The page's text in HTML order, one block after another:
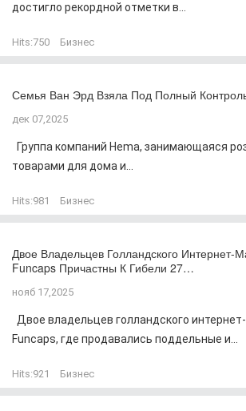
достигло рекордной отметки в...
Hits:750 Бизнес
Семья Ван Эрд Взяла Под Полный
дек 07,2025
Группа компаний Hema, занимающаяся
товарами для дома и...
Hits:981 Бизнес
Двое Владельцев Голландского Интернет-
Funcaps Причастны К Гибели 27…
нояб 17,2025
Двое владельцев голландского
Funcaps, где продавались поддельные и...
Hits:921 Бизнес